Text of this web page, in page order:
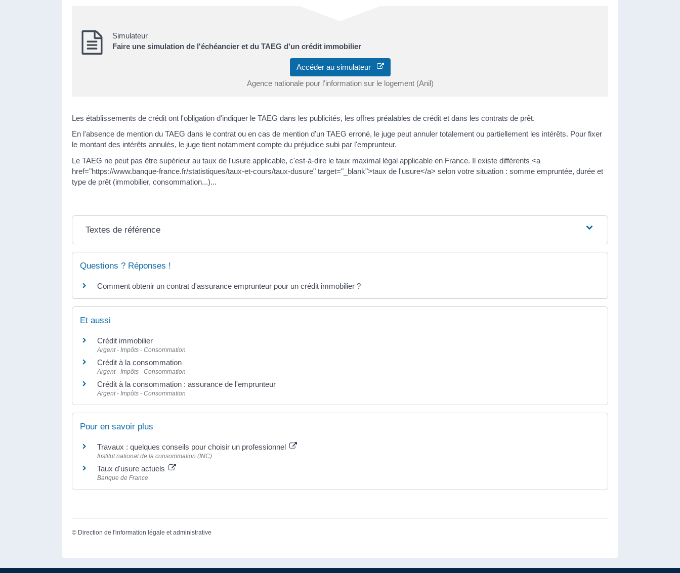
Simulateur
Faire une simulation de l'échéancier et du TAEG d'un crédit immobilier
Accéder au simulateur
Agence nationale pour l'information sur le logement (Anil)
Les établissements de crédit ont l'obligation d'indiquer le TAEG dans les publicités, les offres préalables de crédit et dans les contrats de prêt.
En l'absence de mention du TAEG dans le contrat ou en cas de mention d'un TAEG erroné, le juge peut annuler totalement ou partiellement les intérêts. Pour fixer
le montant des intérêts annulés, le juge tient notamment compte du préjudice subi par l'emprunteur.
Le TAEG ne peut pas être supérieur au taux de l'usure applicable, c'est-à-dire le taux maximal légal applicable en France. Il existe différents <a
href="https://www.banque-france.fr/statistiques/taux-et-cours/taux-dusure" target="_blank">taux de l'usure</a> selon votre situation : somme empruntée, durée et
type de prêt (immobilier, consommation...)...
Textes de référence
Questions ? Réponses !
Comment obtenir un contrat d'assurance emprunteur pour un crédit immobilier ?
Et aussi
Crédit immobilier
Argent - Impôts - Consommation
Crédit à la consommation
Argent - Impôts - Consommation
Crédit à la consommation : assurance de l'emprunteur
Argent - Impôts - Consommation
Pour en savoir plus
Travaux : quelques conseils pour choisir un professionnel
Institut national de la consommation (INC)
Taux d'usure actuels
Banque de France
© Direction de l'information légale et administrative